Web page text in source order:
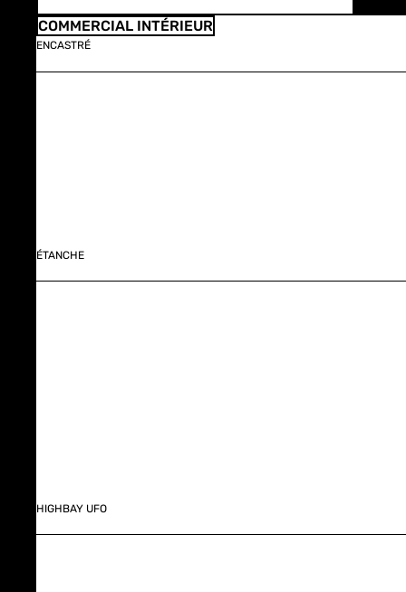
COMMERCIAL INTÉRIEUR
ENCASTRÉ
ÉTANCHE
HIGHBAY UFO